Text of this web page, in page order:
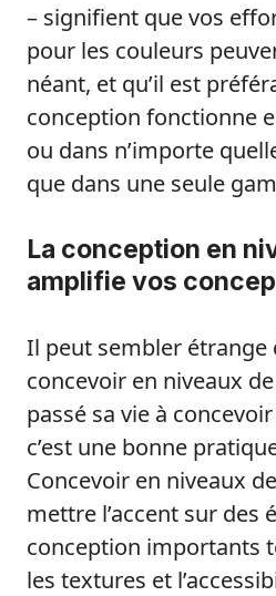
– signifient que vos
pour les couleurs
néant, et qu’il est
conception fonctionne
ou dans n’importe
que dans une seule
La conception en
amplifie vos
Il peut sembler étrange
concevoir en niveaux
passé sa vie à
c’est une bonne
Concevoir en niveaux
mettre l’accent sur des
conception importants
les textures et